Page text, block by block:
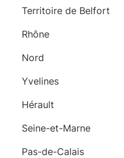
Territoire de Belfort
Rhône
Nord
Yvelines
Hérault
Seine-et-Marne
Pas-de-Calais